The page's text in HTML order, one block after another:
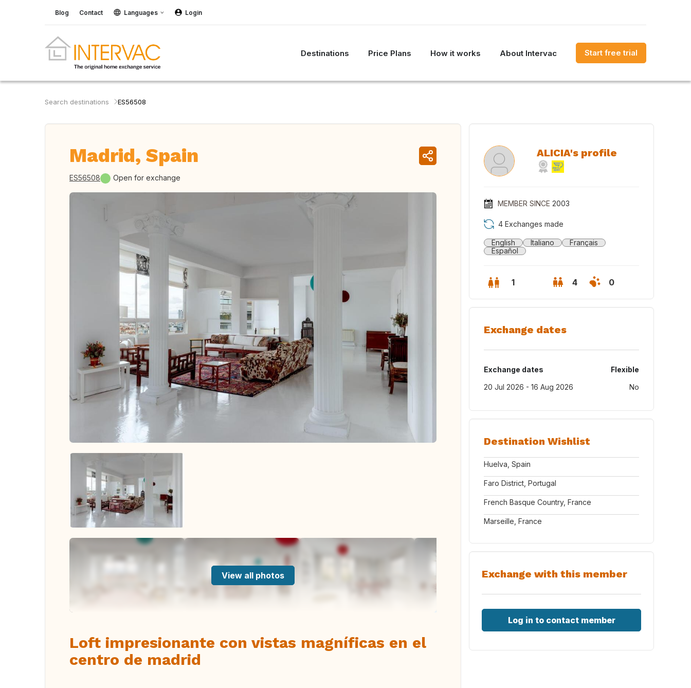
Blog Contact Languages Login
Destinations Price Plans How it works About Intervac Start free trial
Search destinations ES56508
Madrid, Spain
ES56508 Open for exchange
View all photos
Loft impresionante con vistas magníficas en el
centro de madrid
ALICIA's profile
MEMBER SINCE 2003
4 Exchanges made
English Italiano
Français
Español
1 4 0
Exchange dates
Exchange dates
Flexible
20 Jul 2026 - 16 Aug 2026
No
Destination Wishlist
Huelva, Spain
Faro District, Portugal
French Basque Country, France
Marseille, France
Exchange with this member
Log in to contact member